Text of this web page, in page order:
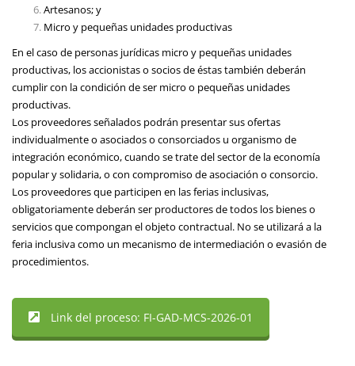
Artesanos; y
Micro y pequeñas unidades productivas
En el caso de personas jurídicas micro y pequeñas unidades
productivas, los accionistas o socios de éstas también deberán
cumplir con la condición de ser micro o pequeñas unidades
productivas.
Los proveedores señalados podrán presentar sus ofertas
individualmente o asociados o consorciados u organismo de
integración económico, cuando se trate del sector de la economía
popular y solidaria, o con compromiso de asociación o consorcio.
Los proveedores que participen en las ferias inclusivas,
obligatoriamente deberán ser productores de todos los bienes o
servicios que compongan el objeto contractual. No se utilizará a la
feria inclusiva como un mecanismo de intermediación o evasión de
procedimientos.
Link del proceso: FI-GAD-MCS-2026-01